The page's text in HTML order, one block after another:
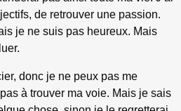
de retrouver une passion.
je ne suis pas heureux. Mais
donc je ne peux pas me
à trouver ma voie. Mais je sais